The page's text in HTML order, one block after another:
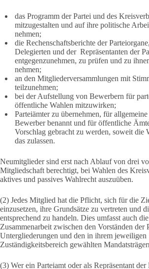
das Programm der Partei und des
mitzugestalten und auf ihre politische
nehmen;
die Rechenschaftsberichte der
Delegierten und der Repräsentanten der
entgegenzunehmen, zu prüfen und zu
nehmen;
an den Mitgliederversammlungen mit
teilzunehmen;
bei der Aufstellung von Bewerbern für
öffentliche Wahlen mitzuwirken;
Parteiämter zu übernehmen, für
Bewerber benannt und für öffentliche
Vorschlag gebracht zu werden, soweit die
das zulassen.
Neumitglieder sind erst nach Ablauf von drei
Mitgliedschaft berechtigt, bei Wahlen des
aktives und passives Wahlrecht auszuüben.
(2) Jedes Mitglied hat die Pflicht, sich für die
einzusetzen, ihre Grundsätze zu vertreten und
entsprechend zu handeln. Dies umfasst auch die
Zusammenarbeit zwischen den Vorständen der
Untergliederungen und den in ihrem jeweiligen
Zuständigkeitsbereich gewählten
(3) Wer ein Parteiamt oder als Repräsentant der